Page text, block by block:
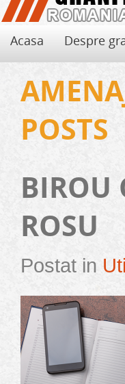
Acasa Despre
Aplicatii din granit
Avantajele si
POSTS
BIROU
ROSU
Postat in